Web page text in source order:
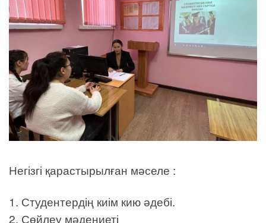
Негізгі қарастырылған мәселе :
1. Студентердің киім кию әдебі.
2. Сөйлеу мәдениеті